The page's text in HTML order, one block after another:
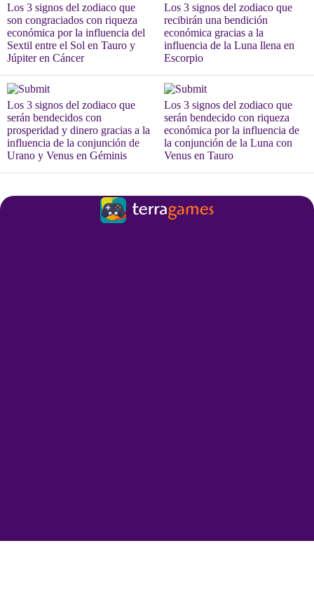
Los 3 signos del zodiaco que
son congraciados con riqueza
económica por la influencia del
Sextil entre el Sol en Tauro y
Júpiter en Cáncer
Los 3 signos del zodiaco que
recibirán una bendición
económica gracias a la
influencia de la Luna llena en
Escorpio
Los 3 signos del zodiaco que
serán bendecidos con
prosperidad y dinero gracias a la
influencia de la conjunción de
Urano y Venus en Géminis
Los 3 signos del zodiaco que
serán bendecido con riqueza
económica por la influencia de
la conjunción de la Luna con
Venus en Tauro